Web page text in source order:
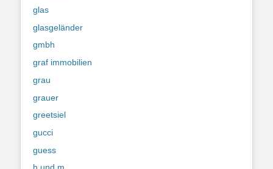
glas
glasgeländer
gmbh
graf immobilien
grau
grauer
greetsiel
gucci
guess